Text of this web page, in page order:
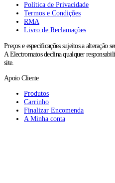
Política de Privacidade
Termos e Condições
RMA
Livro de Reclamações
Preços e especificações sujeitos a alteração
A Electromatos declina qualquer
site.
Apoio Cliente
Produtos
Carrinho
Finalizar Encomenda
A Minha conta